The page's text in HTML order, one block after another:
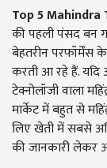
Top 5
की पहली पंसद बन
बेहतरीन परफॉर्मेंस
करती आ रहे हैं. यदि
टेक्नोलॉजी वाला
मार्केट में बहुत से
लिए खेती में सबसे
की जानकारी लेकर